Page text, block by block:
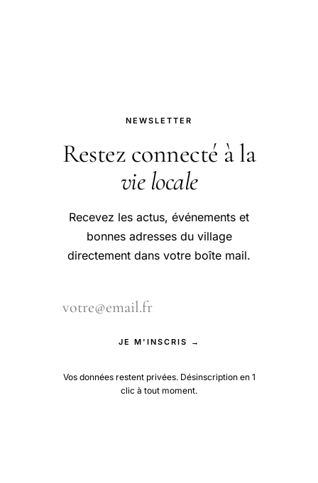
NEWSLETTER
Restez connecté à la
vie locale
Recevez les actus, événements et
bonnes adresses du village
directement dans votre boîte mail.
JE M'INSCRIS →
Vos données restent privées. Désinscription en 1
clic à tout moment.